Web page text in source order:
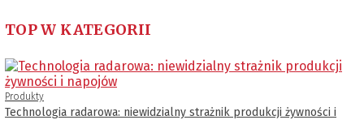
TOP W KATEGORII
Produkty
Technologia radarowa: niewidzialny strażnik produkcji żywności i